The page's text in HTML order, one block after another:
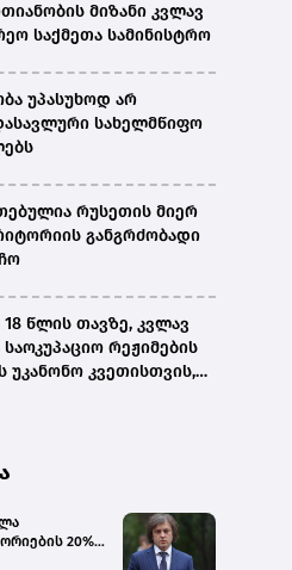
მიზანი კვლავ
საქმეთა სამინისტრო
უპასუხოდ არ
სახელმწიფო
რუსეთის მიერ
განგრძობადი
წლის თავზე, კვლავ
რეჟიმების
უკანონო კვეთისთვის,
20%-